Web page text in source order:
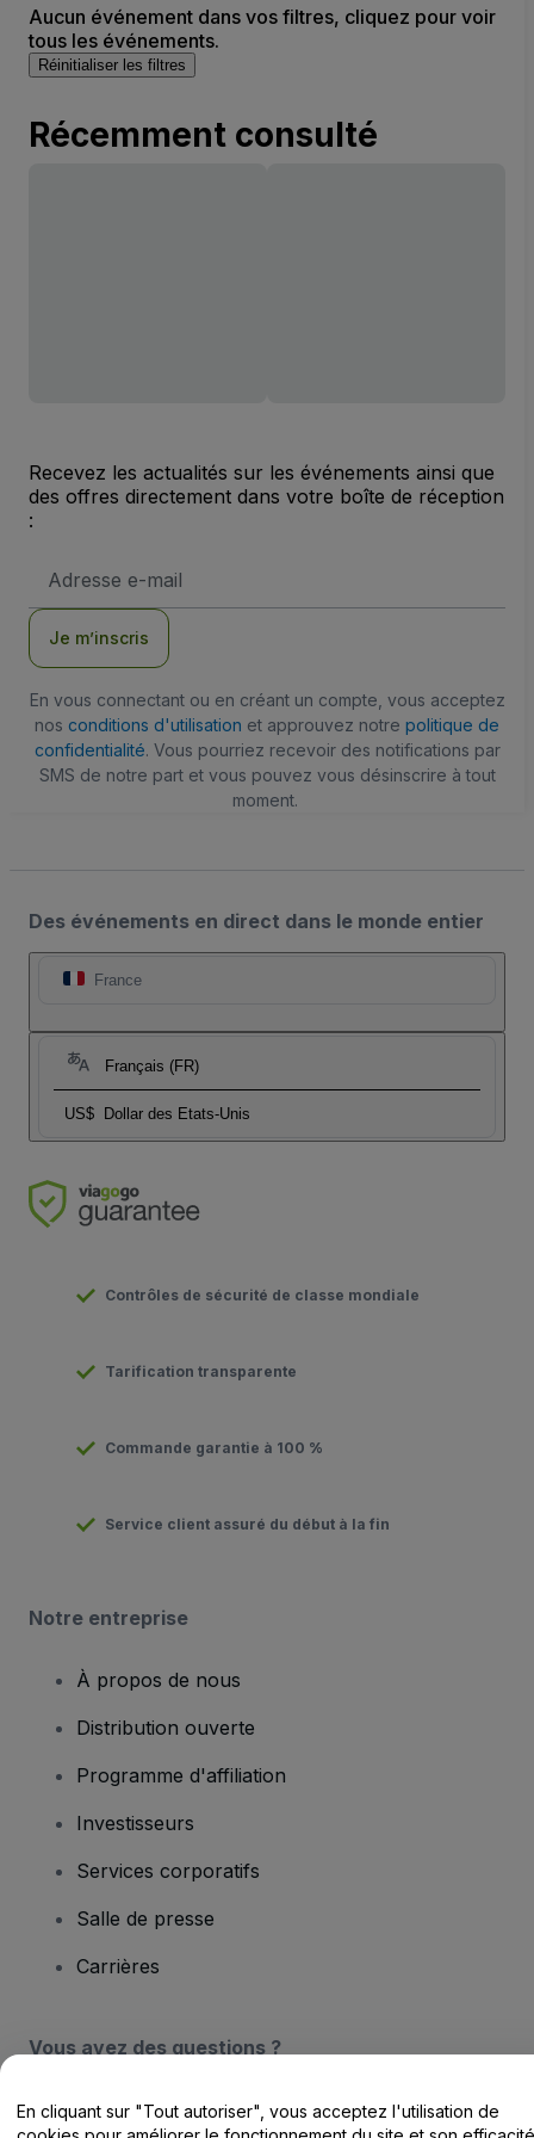
Aucun événement dans vos filtres, cliquez pour voir
tous les événements.
Réinitialiser les filtres
Récemment consulté
Recevez les actualités sur les événements ainsi que
des offres directement dans votre boîte de réception
:
e-
Je m’inscris
En vous connectant ou en créant un compte, vous acceptez
nos conditions d'utilisation et approuvez notre politique de
confidentialité. Vous pourriez recevoir des notifications par
SMS de notre part et vous pouvez vous désinscrire à tout
moment.
Des événements en direct dans le monde entier
France
Français (FR)
US$ Dollar des Etats-Unis
Contrôles de sécurité de classe mondiale
Tarification transparente
Commande garantie à 100 %
Service client assuré du début à la fin
Notre entreprise
À propos de nous
Distribution ouverte
Programme d'affiliation
Investisseurs
Services corporatifs
Salle de presse
Carrières
Vous avez des questions ?
Centre d'assistance / Nous contacter
En cliquant sur "Tout autoriser", vous acceptez l'utilisation de